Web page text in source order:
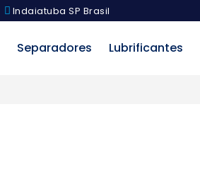
Indaiatuba SP Brasil
Separadores Lubrificantes